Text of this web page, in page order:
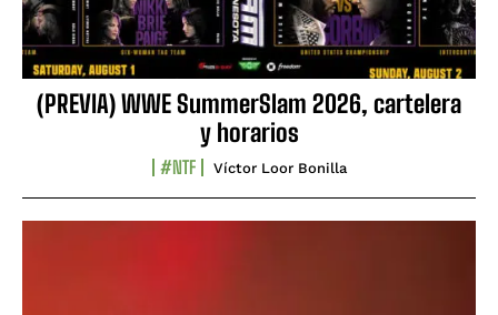
(PREVIA) WWE SummerSlam 2026, cartelera
y horarios
#NTF Víctor Loor Bonilla